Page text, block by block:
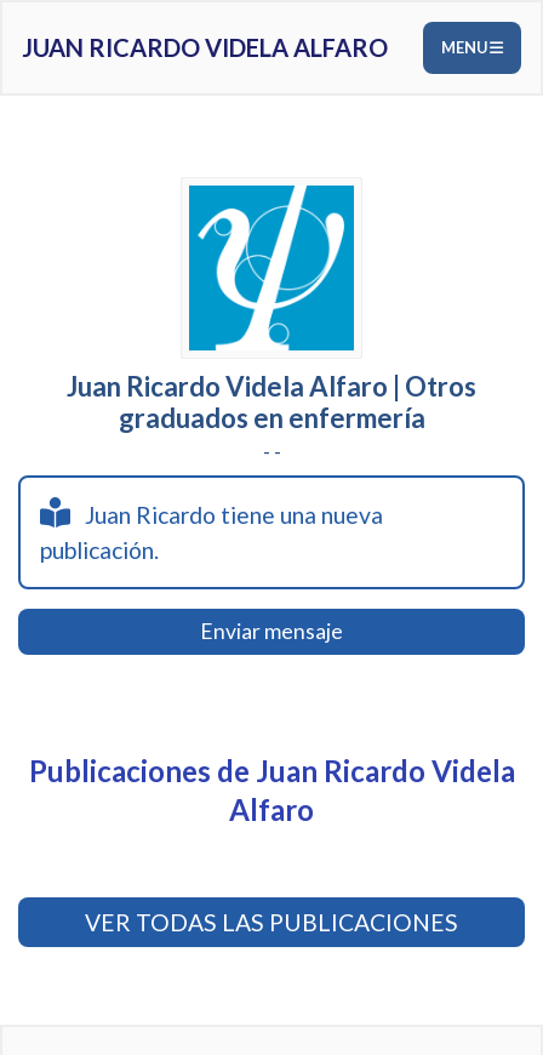
JUAN RICARDO VIDELA ALFARO MENU
Juan Ricardo Videla Alfaro | Otros
graduados en enfermería
- -
Juan Ricardo tiene una nueva
publicación.
Enviar mensaje
Publicaciones de Juan Ricardo Videla
Alfaro
VER TODAS LAS PUBLICACIONES